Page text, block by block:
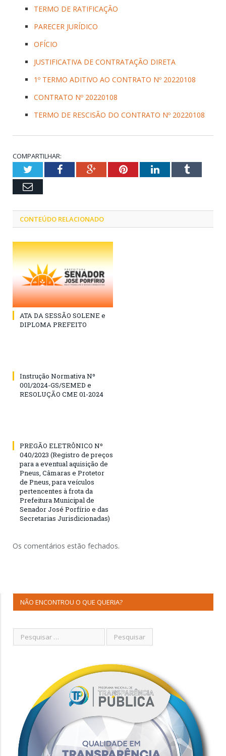
TERMO DE RATIFICAÇÃO
PARECER JURÍDICO
OFÍCIO
JUSTIFICATIVA DE CONTRATAÇÃO DIRETA
1º TERMO ADITIVO AO CONTRATO Nº 20220108
CONTRATO Nº 20220108
TERMO DE RESCISÃO DO CONTRATO Nº 20220108
COMPARTILHAR:
TwitterFacebookGoogle+PinterestLinkedInTumblr
Email
CONTEÚDO RELACIONADO
ATA DA SESSÃO SOLENE e
DIPLOMA PREFEITO
Instrução Normativa Nº
001/2024-GS/SEMED e
RESOLUÇÃO CME 01-2024
PREGÃO ELETRÔNICO Nº
040/2023 (Registro de preços
para a eventual aquisição de
Pneus, Câmaras e Protetor
de Pneus, para veículos
pertencentes à frota da
Prefeitura Municipal de
Senador José Porfírio e das
Secretarias Jurisdicionadas)
Os comentários estão fechados.
NÃO ENCONTROU O QUE QUERIA?